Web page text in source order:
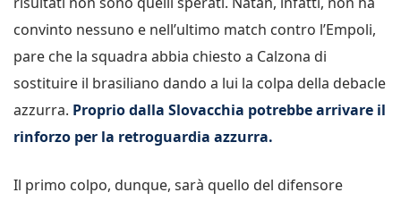
convinto nessuno e nell’ultimo match contro l’Empoli,
pare che la squadra abbia chiesto a Calzona di
sostituire il brasiliano dando a lui la colpa della debacle
azzurra. Proprio dalla Slovacchia potrebbe arrivare il
rinforzo per la retroguardia azzurra.
Il primo colpo, dunque, sarà quello del difensore